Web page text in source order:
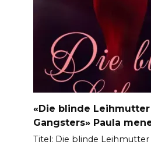
«Die blinde
Gangsters» Paula
Titel: Die blinde Leihmutter